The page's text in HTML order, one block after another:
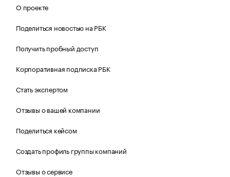
О проекте
Поделиться новостью на РБК
Получить пробный доступ
Корпоративная подписка РБК
Стать экспертом
Отзывы о вашей компании
Поделиться кейсом
Создать профиль группы компаний
Отзывы о сервисе